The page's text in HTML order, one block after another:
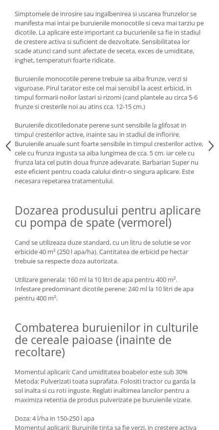
Simptomele de inrosire sau ingalbenirea si uscarea frunzelor se
manifesta mai intai pe buruienile monocotile si ceva mai tarziu pe
dicotile. La aplicare este important ca bucurienile sa fie in stadiul
de crestere activa si suficient de dezvoltate. Sensibilitatea lor
scade atunci cand sunt afectate de seceta, exces de umiditate,
inghet, temperaturi foarte ridicate.
Buruienile monocotile perene trebuie sa aiba frunze, verzi si
viguroase. Pirul tarator este cel mai sensibil la acest erbicid, in
timpul formarii noilor lastari si rizomi (cand plantele au circa 5-6
frunze si cresterile noi au atins cca. 12-15 cm.)
Buruienile dicotiledonate perene sunt sensibile la glifosat in
timpul cresterilor active, inainte sau in stadiul de inflorire.
Buruienile anuale sunt foarte sensibile in timpul cresterilor active,
cele cu frunza ingusta sa aiba lungimea de cca. 5 cm. iar cele cu
frunza lata cel putin doua frunze adevarate. Barbarian Super nu
este eficient pentru coada calului dintr-o singura aplicare. Este
necesara repetarea tratamentului.
Dozarea produsului pentru aplicare
cu pompa de spate (vermorel)
Cand se utilizeaza duze standard, cu un litru de solutie se vor
erbicide 40 m² (250 l apa/ha). Cantitatea de erbicid pe hectar
trebuie sa respecte doza autorizata.
Utilizare generala: 160 ml la 10 litri de apa pentru 400 m².
Infestare predominant dicotile perene:240 ml la 10 litri de apa
pentru 400 m².
Combaterea buruienilor in culturile
de cereale paioase (inainte de
recoltare)
Momentul aplicarii: Cand umiditatea boabelor este sub 30%
Metoda: Pulverizati toata suprafata. Folositi tractor cu garda la
sol inalta si cu roti inguste. Reglati inaltimea lancilor pentru a
maximiza retentia de produs pulverizate pe buruienile vizate.
Doza: 4 l/ha in 150-250 l apa
Momentul aplicarii: Buruinile tinta sa fie verzi, in crestere activa